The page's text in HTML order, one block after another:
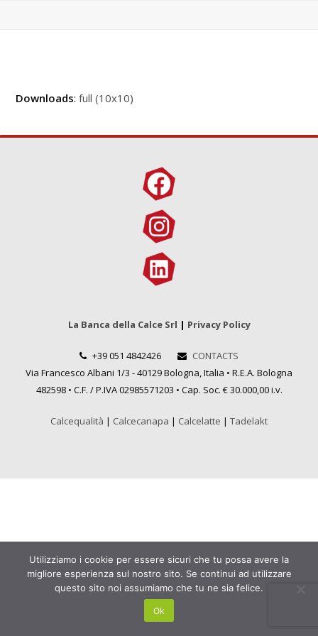
Downloads:full (10x10)
La Banca della Calce Srl | Privacy Policy
+39 051 4842426
CONTACTS
Via Francesco Albani 1/3 - 40129 Bologna, Italia • R.E.A. Bologna
482598 • C.F. / P.IVA 02985571203 • Cap. Soc. € 30.000,00 i.v.
Calcequalità | Calcecanapa | Calcelatte | Tadelakt
Utilizziamo i cookie per essere sicuri che tu possa avere la
migliore esperienza sul nostro sito. Se continui ad utilizzare
questo sito noi assumiamo che tu ne sia felice.
Ok